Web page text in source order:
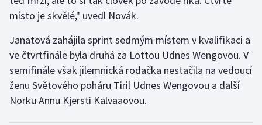
místo je skvělé," uvedl Novák.
Janatová zahájila sprint sedmým místem v kvalifikaci a
ve čtvrtfinále byla druhá za Lottou Udnes Wengovou. V
semifinále však jilemnická rodačka nestačila na vedoucí
ženu Světového poháru Tiril Udnes Wengovou a další
Norku Annu Kjersti Kalvaaovou.